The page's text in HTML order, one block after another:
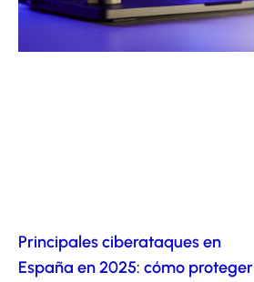
Principales ciberataques en
España en 2025: cómo proteger